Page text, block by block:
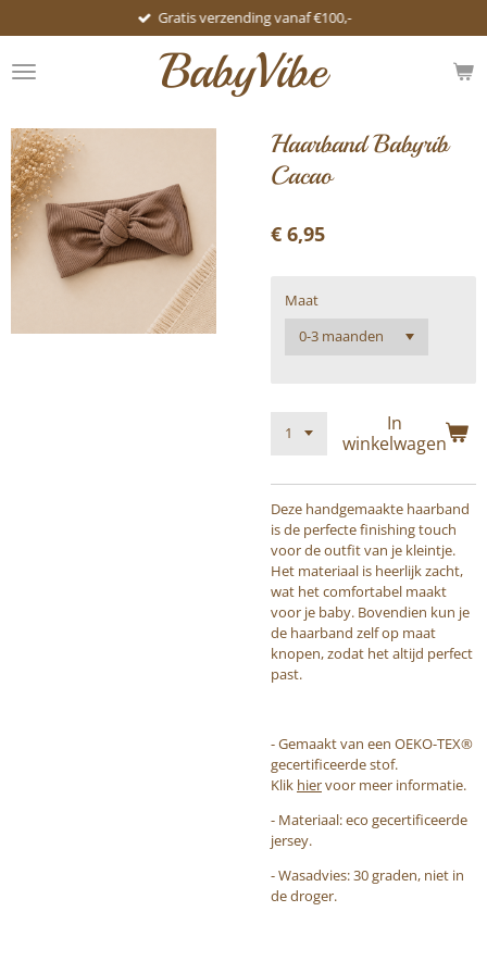
direct
naar
de
BabyVibe
Gratis verzending vanaf €100,-
Haarband Babyrib
Cacao
€ 6,95
Maat
In
winkelwagen
Deze handgemaakte haarband
is de perfecte finishing touch
voor de outfit van je kleintje.
Het materiaal is heerlijk zacht,
wat het comfortabel maakt
voor je baby. Bovendien kun je
de haarband zelf op maat
knopen, zodat het altijd perfect
past.
- Gemaakt van een OEKO-TEX®
gecertificeerde stof.
Klik hiervoor meer informatie.
- Materiaal: eco gecertificeerde
jersey.
- Wasadvies: 30 graden, niet in
de droger.